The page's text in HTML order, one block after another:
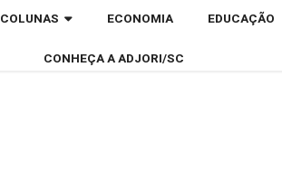
COLUNAS ECONOMIA EDUCAÇÃO
CONHEÇA A ADJORI/SC